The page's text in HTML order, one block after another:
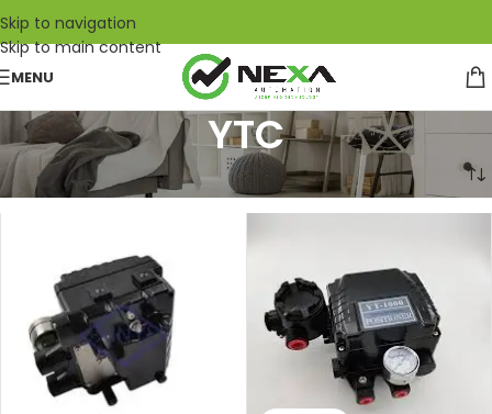
Skip to navigation
Skip to main content
MENU
YTC
Home YTC